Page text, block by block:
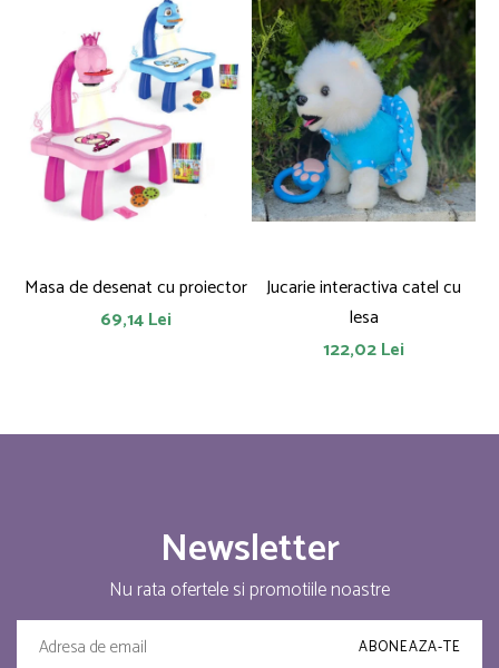
Masa de desenat cu proiector
69,14 Lei
Jucarie interactiva catel cu
lesa
122,02 Lei
Newsletter
Nu rata ofertele si promotiile noastre